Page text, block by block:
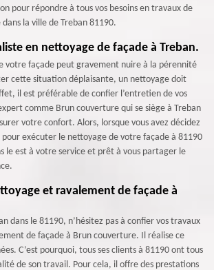
pour répondre à tous vos besoins en travaux de
la ville de Treban 81190.
en nettoyage de façade à Treban.
votre façade peut gravement nuire à la pérennité
cette situation déplaisante, un nettoyage doit
il est préférable de confier l’entretien de vos
comme Brun couverture qui se siège à Treban
votre confort. Alors, lorsque vous avez décidez
exécuter le nettoyage de votre façade à 81190
le est à votre service et prêt à vous partager le
et ravalement de façade à
dans le 81190, n’hésitez pas à confier vos travaux
de façade à Brun couverture. Il réalise ce
C’est pourquoi, tous ses clients à 81190 ont tous
de son travail. Pour cela, il offre des prestations